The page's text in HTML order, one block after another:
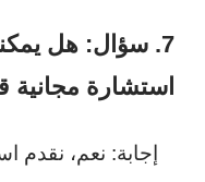
7. سؤال: هل
استشارة مجانية
إجابة: نعم، نقدم